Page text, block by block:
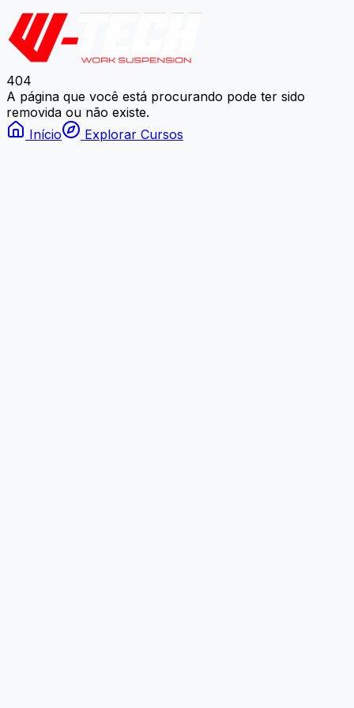
404
A página que você está procurando pode ter sido
removida ou não existe.
Início
Explorar Cursos